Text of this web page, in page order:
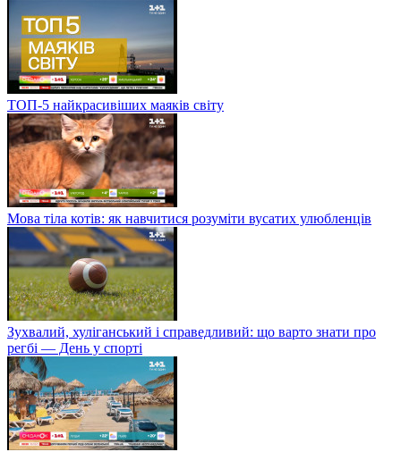
ТОП-5 найкрасивіших маяків світу
Мова тіла котів: як навчитися розуміти вусатих улюбленців
Зухвалий, хуліганський і справедливий: що варто знати про
регбі — День у спорті